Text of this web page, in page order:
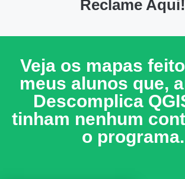
Reclame Aqui!
Veja os mapas
meus alunos que,
Descomplica
tinham nenhum
o programa.